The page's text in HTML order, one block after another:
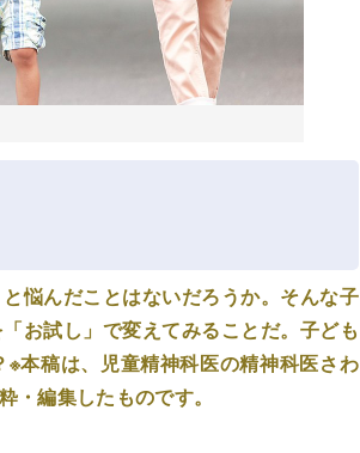
悩んだことはないだろうか。そんな子
お試し」で変えてみることだ。子ども
本稿は、児童精神科医の精神科医さわ
・編集したものです。